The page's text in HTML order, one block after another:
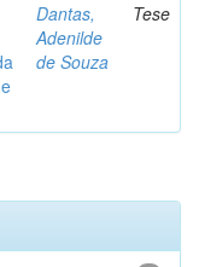
Dantas,
Adenilde
de Souza
Tese